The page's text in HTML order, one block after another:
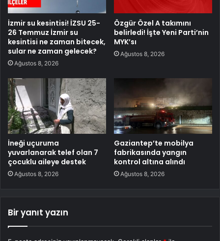
İzmir su kesintisi! İZSU 25-
26 Temmuz İzmir su
kesintisi ne zaman bitecek,
sular ne zaman gelecek?
Ağustos 8, 2026
Özgür Özel A takımını
belirledi! İşte Yeni Parti’nin
MYK’sı
Ağustos 8, 2026
İneği uçuruma
yuvarlanarak telef olan 7
çocuklu aileye destek
Ağustos 8, 2026
Gaziantep’te mobilya
fabrikasında yangın
kontrol altına alındı
Ağustos 8, 2026
Bir yanıt yazın